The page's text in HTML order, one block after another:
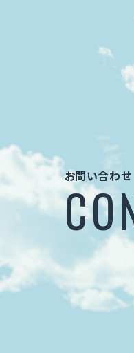
お問い合わせ
お問い合わせ